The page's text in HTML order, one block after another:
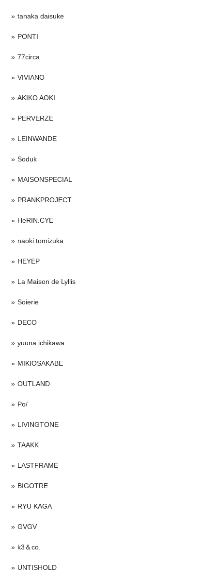
tanaka daisuke
PONTI
77circa
VIVIANO
AKIKO AOKI
PERVERZE
LEINWANDE
Soduk
MAISONSPECIAL
PRANKPROJECT
HeRIN.CYE
naoki tomizuka
HEYEP
La Maison de Lyllis
Soierie
DECO
yuuna ichikawa
MIKIOSAKABE
OUTLAND
Po/
LIVINGTONE
TAAKK
LASTFRAME
BIGOTRE
RYU KAGA
GVGV
k3＆co.
UNTISHOLD